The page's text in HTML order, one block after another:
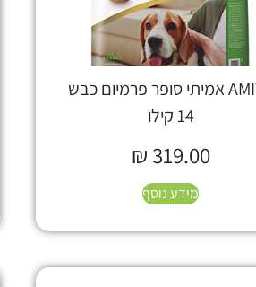
AMITY אמיתי סופר פרמיום כבש
14 קילו
₪ 319.00
מידע נוסף